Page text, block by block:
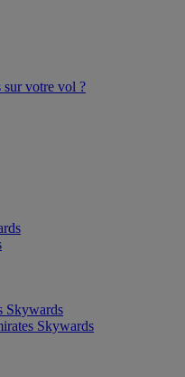
sur votre vol ?
Skywards
Skywards